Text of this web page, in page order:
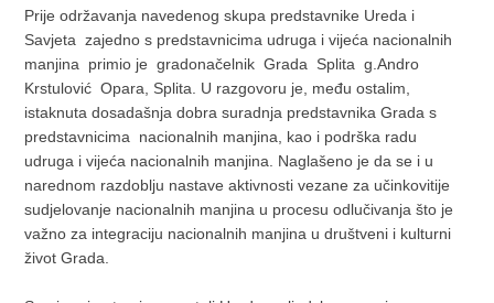
Prije održavanja navedenog skupa predstavnike Ureda i
Savjeta zajedno s predstavnicima udruga i vijeća nacionalnih
manjina primio je gradonačelnik Grada Splita g.Andro
Krstulović Opara, Splita. U razgovoru je, među ostalim,
istaknuta dosadašnja dobra suradnja predstavnika Grada s
predstavnicima nacionalnih manjina, kao i podrška radu
udruga i vijeća nacionalnih manjina. Naglašeno je da se i u
narednom razdoblju nastave aktivnosti vezane za učinkovitije
sudjelovanje nacionalnih manjina u procesu odlučivanja što je
važno za integraciju nacionalnih manjina u društveni i kulturni
život Grada.